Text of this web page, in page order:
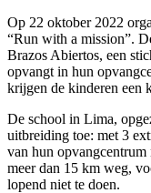
Op 22 oktober 2022
“Run with a mission”.
Brazos Abiertos, een
opvangt in hun
krijgen de kinderen een
De school in Lima,
uitbreiding toe: met 3
van hun
meer dan 15 km weg,
lopend niet te doen.